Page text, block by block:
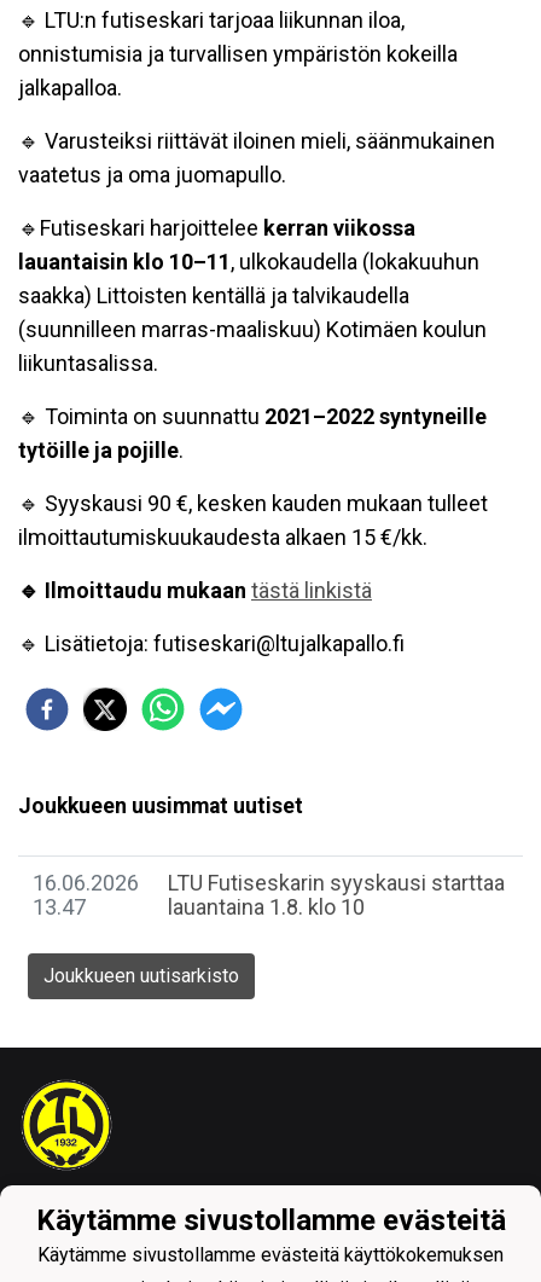
🔹 LTU:n futiseskari tarjoaa liikunnan iloa,
onnistumisia ja turvallisen ympäristön kokeilla
jalkapalloa.
🔹 Varusteiksi riittävät iloinen mieli, säänmukainen
vaatetus ja oma juomapullo.
🔹Futiseskari harjoittelee kerran viikossa
lauantaisin klo 10–11, ulkokaudella (lokakuuhun
saakka) Littoisten kentällä ja talvikaudella
(suunnilleen marras-maaliskuu) Kotimäen koulun
liikuntasalissa.
🔹 Toiminta on suunnattu 2021–2022 syntyneille
tytöille ja pojille.
🔹 Syyskausi 90 €, kesken kauden mukaan tulleet
ilmoittautumiskuukaudesta alkaen 15 €/kk.
🔹 Ilmoittaudu mukaan tästä linkistä
🔹 Lisätietoja: futiseskari@ltujalkapallo.fi
Joukkueen uusimmat uutiset
16.06.2026
13.47
LTU Futiseskarin syyskausi starttaa
lauantaina 1.8. klo 10
Joukkueen uutisarkisto
Tietosuojaseloste
Käytämme sivustollamme evästeitä
Käytämme sivustollamme evästeitä käyttökokemuksen